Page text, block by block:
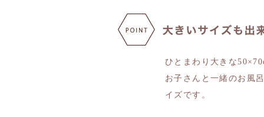
ひとまわり大きな
お子さんと一緒のお風
イズです。